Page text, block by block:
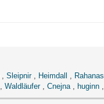
, Sleipnir, Heimdall , Rahanas
, Waldläufer, Cnejna, huginn ,